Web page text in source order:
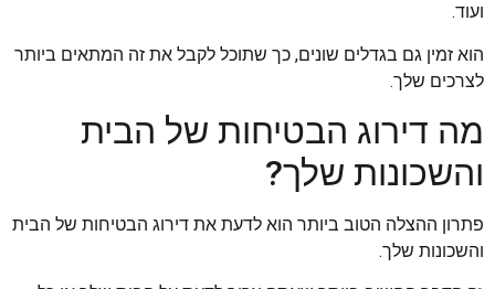
ועוד.
הוא זמין גם בגדלים שונים, כך שתוכל לקבל את זה המתאים ביותר
לצרכים שלך.
מה דירוג הבטיחות של הבית
והשכונות שלך?
פתרון ההצלה הטוב ביותר הוא לדעת את דירוג הבטיחות של הבית
והשכונות שלך.